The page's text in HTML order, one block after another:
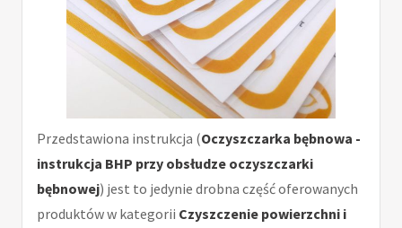
Przedstawiona instrukcja (Oczyszczarka bębnowa -
instrukcja BHP przy obsłudze oczyszczarki
bębnowej) jest to jedynie drobna część oferowanych
produktów w kategorii Czyszczenie powierzchni i